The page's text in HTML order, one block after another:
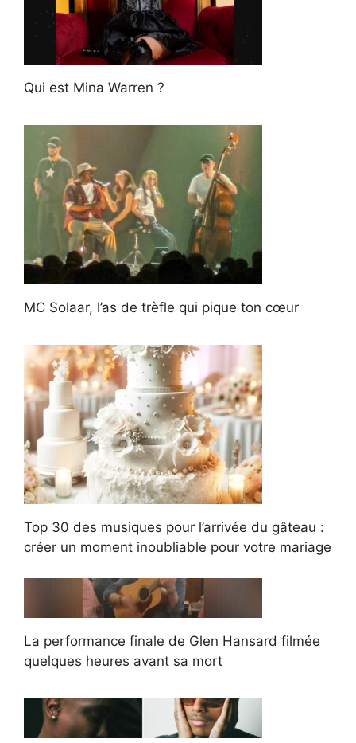
Qui est Mina Warren ?
MC Solaar, l’as de trèfle qui pique ton cœur
Top 30 des musiques pour l’arrivée du gâteau :
créer un moment inoubliable pour votre mariage
La performance finale de Glen Hansard filmée
quelques heures avant sa mort